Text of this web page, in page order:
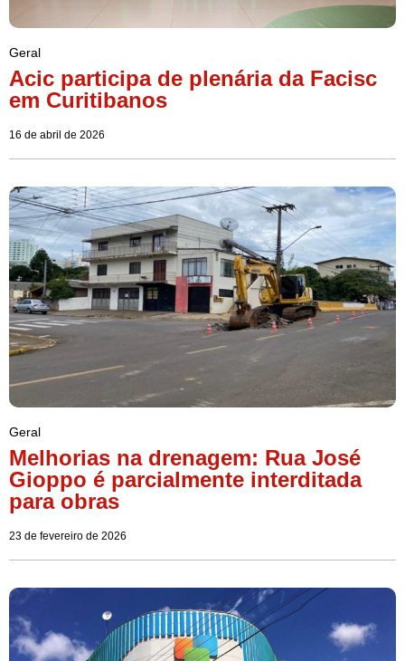
Geral
Acic participa de plenária da Facisc
em Curitibanos
16 de abril de 2026
Geral
Melhorias na drenagem: Rua José
Gioppo é parcialmente interditada
para obras
23 de fevereiro de 2026